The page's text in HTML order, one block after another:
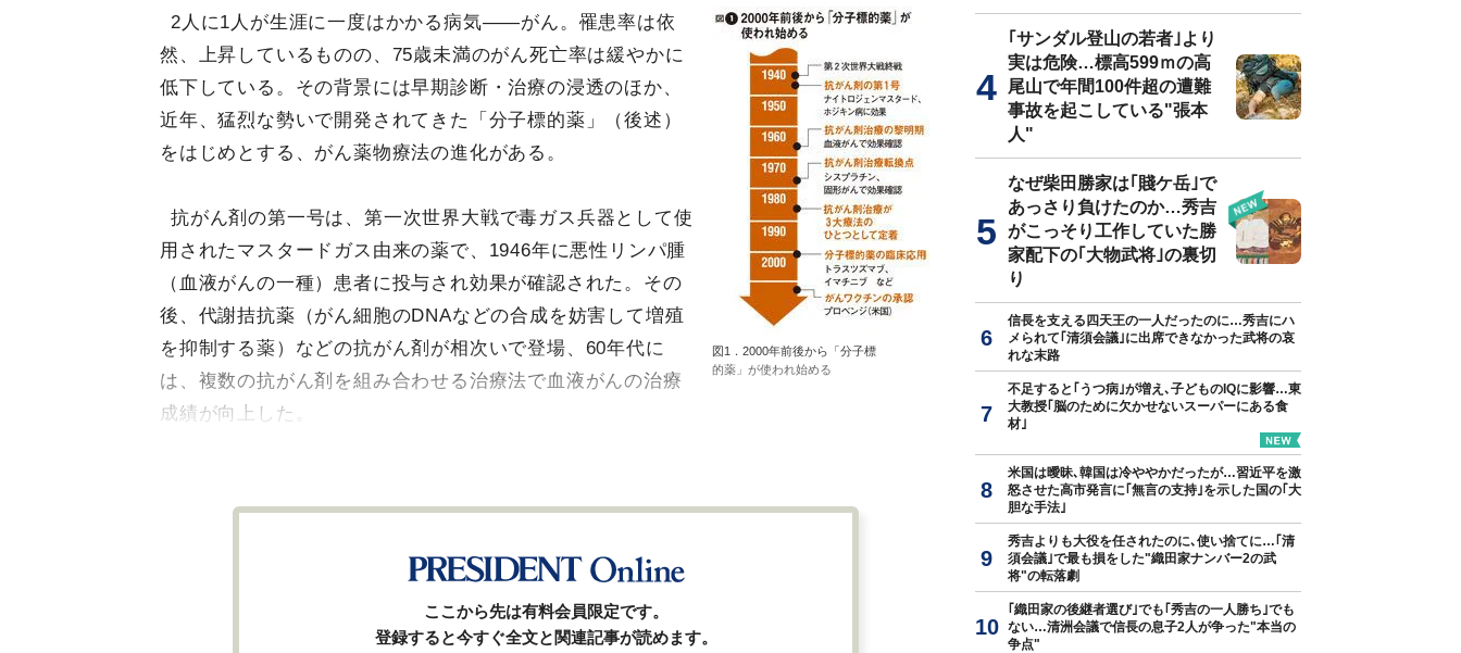
図1．2000年前後から「分子標
的薬」が使われ始める
2人に1人が生涯に一度はかかる病気――がん。罹患率は依
然、上昇しているものの、75歳未満のがん死亡率は緩やかに
低下している。その背景には早期診断・治療の浸透のほか、
近年、猛烈な勢いで開発されてきた「分子標的薬」（後述）
をはじめとする、がん薬物療法の進化がある。
抗がん剤の第一号は、第一次世界大戦で毒ガス兵器として使
用されたマスタードガス由来の薬で、1946年に悪性リンパ腫
（血液がんの一種）患者に投与され効果が確認された。その
後、代謝拮抗薬（がん細胞のDNAなどの合成を妨害して増殖
を抑制する薬）などの抗がん剤が相次いで登場、60年代に
は、複数の抗がん剤を組み合わせる治療法で血液がんの治療
成績が向上した。
ここから先は有料会員限定です。
登録すると今すぐ全文と関連記事が読めます。
｢サンダル登山の若者｣より
実は危険…標高599ｍの高
尾山で年間100件超の遭難
事故を起こしている"張本
人"
なぜ柴田勝家は｢賤ケ岳｣で
あっさり負けたのか…秀吉
がこっそり工作していた勝
家配下の｢大物武将｣の裏切
り
信長を支える四天王の一人だったのに…秀吉にハ
メられて｢清須会議｣に出席できなかった武将の哀
れな末路
不足すると｢うつ病｣が増え､子どものIQに影響…東
大教授｢脳のために欠かせないスーパーにある食
材｣
米国は曖昧､韓国は冷ややかだったが…習近平を激
怒させた高市発言に｢無言の支持｣を示した国の｢大
胆な手法｣
秀吉よりも大役を任されたのに､使い捨てに…｢清
須会議｣で最も損をした"織田家ナンバー2の武
将"の転落劇
｢織田家の後継者選び｣でも｢秀吉の一人勝ち｣でも
ない…清洲会議で信長の息子2人が争った"本当の
争点"